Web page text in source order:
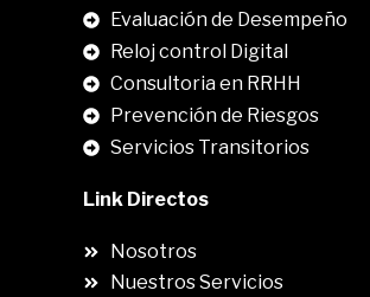
Evaluación de Desempeño
Reloj control Digital
Consultoria en RRHH
Prevención de Riesgos
Servicios Transitorios
Link Directos
Nosotros
Nuestros Servicios